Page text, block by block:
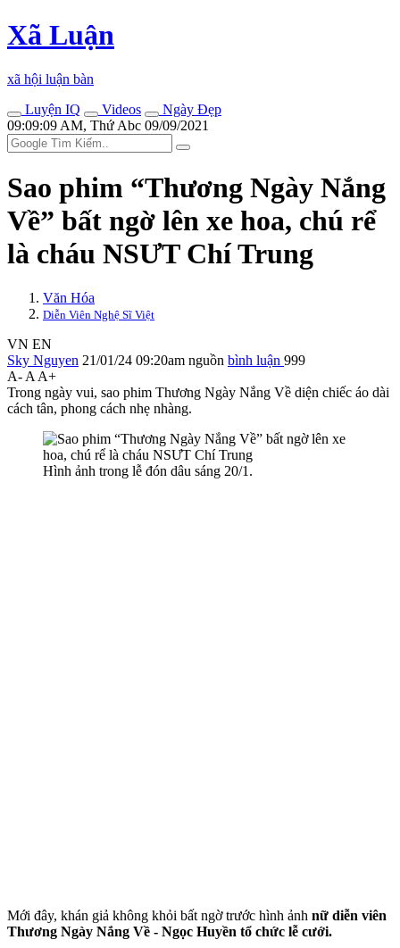
Xã Luận
xã hội luận bàn
Luyện IQ
Videos
Ngày Đẹp
09:09:09 AM, Thứ Abc 09/09/2021
Sao phim “Thương Ngày Nắng
Về” bất ngờ lên xe hoa, chú rể
là cháu NSƯT Chí Trung
Văn Hóa
Diễn Viên Nghệ Sĩ Việt
VN EN
Sky Nguyen 21/01/24 09:20am nguồn bình luận 999
A- A A+
Trong ngày vui, sao phim Thương Ngày Nắng Về diện chiếc áo dài
cách tân, phong cách nhẹ nhàng.
Hình ảnh trong lễ đón dâu sáng 20/1.
Mới đây, khán giả không khỏi bất ngờ trước hình ảnh nữ diễn viên
Thương Ngày Nắng Về - Ngọc Huyền tổ chức lễ cưới.